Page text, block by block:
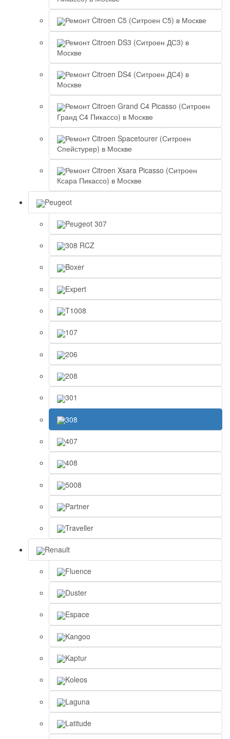
Ремонт Citroen C5 (Ситроен С5) в Москве
Ремонт Citroen DS3 (Ситроен ДС3) в
Москве
Ремонт Citroen DS4 (Ситроен ДС4) в
Москве
Ремонт Citroen Grand C4 Picasso (Ситроен
Гранд С4 Пикассо) в Москве
Ремонт Citroen Spacetourer (Ситроен
Спейстурер) в Москве
Ремонт Citroen Xsara Picasso (Ситроен
Ксара Пикассо) в Москве
Peugeot
Peugeot 307
308 RCZ
Boxer
Expert
T1008
107
206
208
301
308
407
408
5008
Partner
Traveller
Renault
Fluence
Duster
Espace
Kangoo
Kaptur
Koleos
Laguna
Latitude